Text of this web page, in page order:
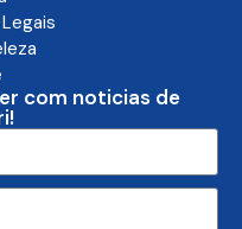
com noticias de